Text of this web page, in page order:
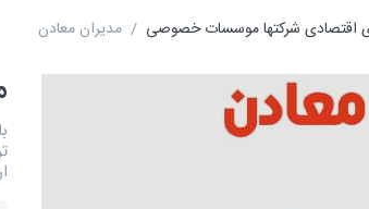
اقتصادی شرکتها موسسات خصوصی مدیران معادن